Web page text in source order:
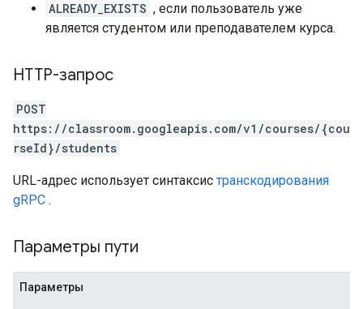
ALREADY_EXISTS , если пользователь уже
является студентом или преподавателем курса.
HTTP-запрос
POST
https://classroom.googleapis.com/v1/courses/{cou
rseId}/students
URL-адрес использует синтаксис транскодирования
gRPC .
Параметры пути
Параметры